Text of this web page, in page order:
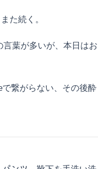
た続く。
葉が多いが、本日はお
繋がらない、その後酔